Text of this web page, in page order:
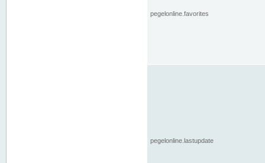
pegelonline.favorites
pegelonline.lastupdate